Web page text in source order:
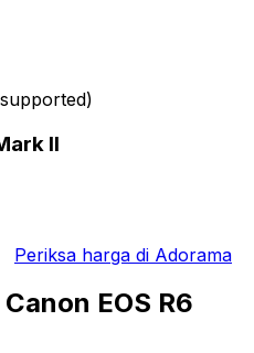
II
Periksa harga di Adorama
EOS R6